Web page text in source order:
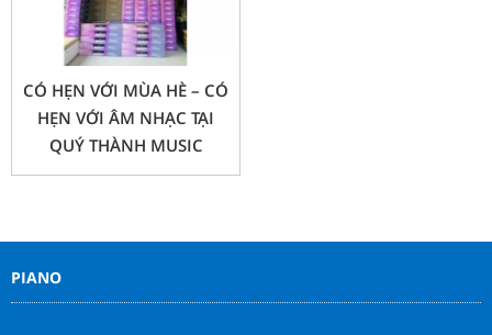
CÓ HẸN VỚI MÙA HÈ – CÓ
HẸN VỚI ÂM NHẠC TẠI
QUÝ THÀNH MUSIC
PIANO